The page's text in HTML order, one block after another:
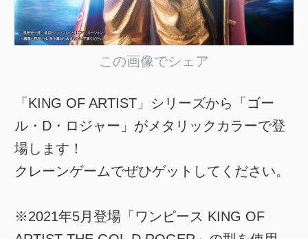
この画像でシェア
「KING OF ARTIST」シリーズから「ゴー
ル・D・ロジャー」がメタリックカラーで登
場します！
クレーンゲームでぜひゲットしてください。
※2021年5月登場「ワンピース KING OF